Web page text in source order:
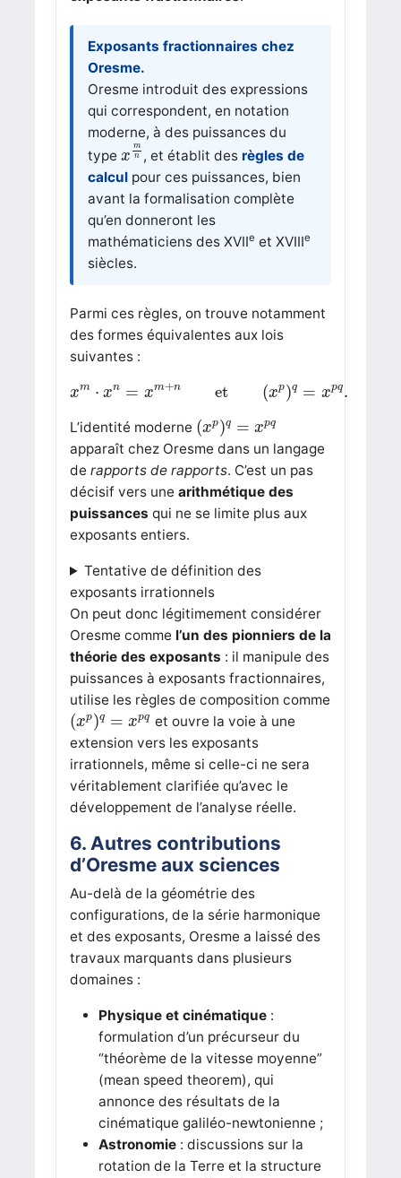
Exposants fractionnaires chez
Oresme.
Oresme introduit des expressions
qui correspondent, en notation
moderne, à des puissances du
type x
m
n
xmn
, et établit des règles de
calculpour ces puissances, bien
avant la formalisation complète
qu’en donneront les
mathématiciens des XVIIe et XVIIIe
siècles.
Parmi ces règles, on trouve notamment
des formes équivalentes aux lois
suivantes :
xm ⋅ xn = xm+n et (xp)q = xpq.
xm =xm ( q= xpq
L’identité moderne (xp)q = xpq
( p)q pq
apparaît chez Oresme dans un langage
de rapports de rapports. C’est un pas
décisif vers une arithmétique des
puissances qui ne se limite plus aux
exposants entiers.
Tentative de définition des
exposants irrationnels
On peut donc légitimement considérer
Oresme comme l’un des pionniers de la
théorie des exposants : il manipule des
puissances à exposants fractionnaires,
utilise les règles de composition comme
(xp)q = xpq
( p)q = x pqet ouvre la voie à une
extension vers les exposants
irrationnels, même si celle-ci ne sera
véritablement clarifiée qu’avec le
développement de l’analyse réelle.
6. Autres contributions
d’Oresme aux sciences
Au-delà de la géométrie des
configurations, de la série harmonique
et des exposants, Oresme a laissé des
travaux marquants dans plusieurs
domaines :
Physique et cinématique:
formulation d’un précurseur du
“théorème de la vitesse moyenne”
(mean speed theorem), qui
annonce des résultats de la
cinématique galiléo-newtonienne ;
Astronomie: discussions sur la
rotation de la Terre et la structure